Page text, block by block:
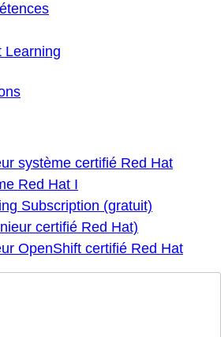
Learning
système certifié Red Hat
Red Hat I
Subscription (gratuit)
certifié Red Hat)
OpenShift certifié Red Hat